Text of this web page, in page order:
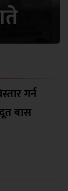
गर्न
बास